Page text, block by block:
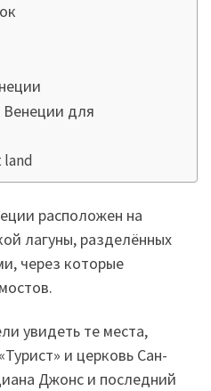
Венеции для
land
расположен на
лагуны, разделённых
через которые
увидеть те места,
и церковь Сан-
Джонс и последний